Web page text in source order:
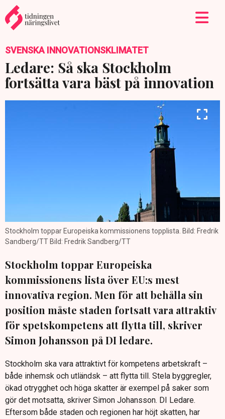
SVENSKA INNOVATIONSKLIMATET
Ledare: Så ska Stockholm
fortsätta vara bäst på innovation
Stockholm toppar Europeiska kommissionens topplista. Bild: Fredrik
Sandberg/TT Bild: Fredrik Sandberg/TT
Stockholm toppar Europeiska
kommissionens lista över EU:s mest
innovativa region. Men för att behålla sin
position måste staden fortsatt vara attraktiv
för spetskompetens att flytta till, skriver
Simon Johansson på DI ledare.
Stockholm ska vara attraktivt för kompetens arbetskraft –
både inhemsk och utländsk – att flytta till. Stela byggregler,
ökad otrygghet och höga skatter är exempel på saker som
gör det motsatta, skriver Simon Johansson. DI Ledare.
Eftersom både staden och regionen har höjt skatten, har